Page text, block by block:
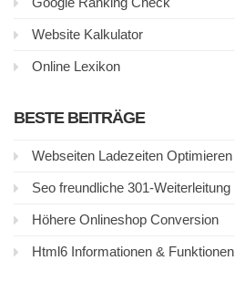
Website Kalkulator
Online Lexikon
BESTE BEITRÄGE
Webseiten Ladezeiten Optimieren
Seo freundliche 301-Weiterleitung
Höhere Onlineshop Conversion
Html6 Informationen & Funktionen